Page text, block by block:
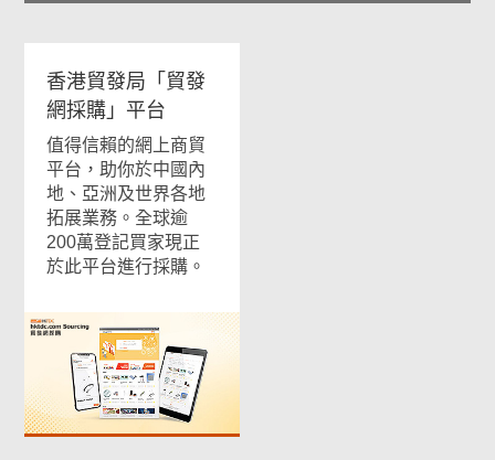
香港貿發局「貿發
網採購」平台
值得信賴的網上商貿
平台，助你於中國內
地、亞洲及世界各地
拓展業務。全球逾
200萬登記買家現正
於此平台進行採購。